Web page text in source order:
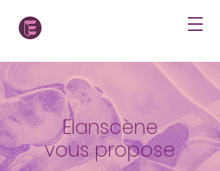
Elanscène
vous propose